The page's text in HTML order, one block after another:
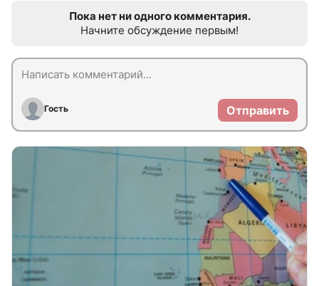
Пока нет ни одного комментария.
Начните обсуждение первым!
Гость Отправить